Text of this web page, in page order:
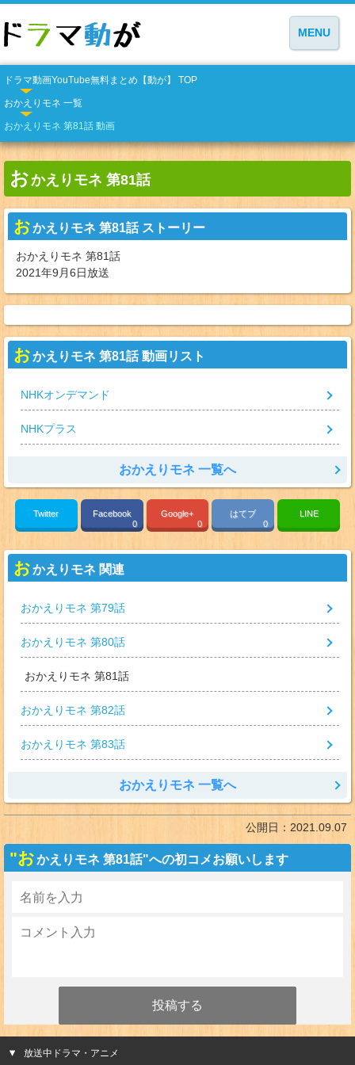
MENU
ドラマ動画YouTube無料まとめ【動が】 TOP
おかえりモネ 一覧
おかえりモネ 第81話 動画
おかえりモネ 第81話
おかえりモネ 第81話 ストーリー
おかえりモネ 第81話
2021年9月6日放送
おかえりモネ 第81話 動画リスト
NHKオンデマンド
NHKプラス
おかえりモネ 一覧へ
Twitter
Facebook
0
Google+
0
はてブ
0
LINE
おかえりモネ 関連
おかえりモネ 第79話
おかえりモネ 第80話
おかえりモネ 第81話
おかえりモネ 第82話
おかえりモネ 第83話
おかえりモネ 一覧へ
公開日： 2021.09.07
"おかえりモネ 第81話"への初コメお願いします
放送中ドラマ・アニメ